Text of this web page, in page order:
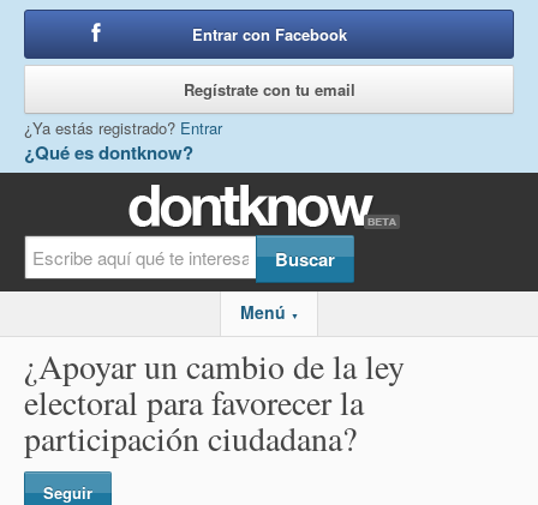
¿Qué es dontknow?
Entrar con Facebook
Regístrate con tu email
¿Ya estás registrado? Entrar
Menú ▼
¿Apoyar un cambio de la ley
electoral para favorecer la
participación ciudadana?
Seguir